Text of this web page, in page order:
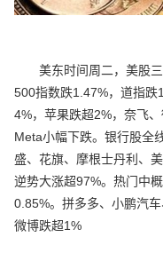
美东时间周二，美股三
500指数跌1.47%，道指跌
4%，苹果跌超2%，奈飞
Meta小幅下跌。银行股全
盛、花旗、摩根士丹利、
逆势大涨超97%。热门中
0.85%。拼多多、小鹏汽
微博跌超1%